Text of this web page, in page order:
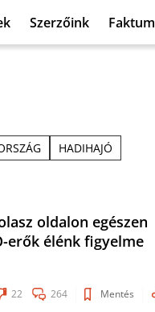
Szerzőink Faktum
HADIHAJÓ
oldalon egészen
erők élénk figyelme
22 264 Mentés